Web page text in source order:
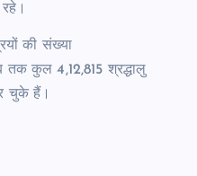
की संख्या
तक कुल 4,12,815 श्रद्धालु
चुके हैं।